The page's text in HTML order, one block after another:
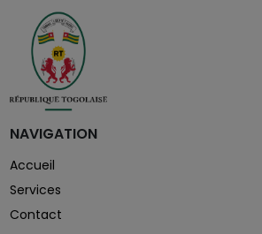
NAVIGATION
Accueil
Services
Contact